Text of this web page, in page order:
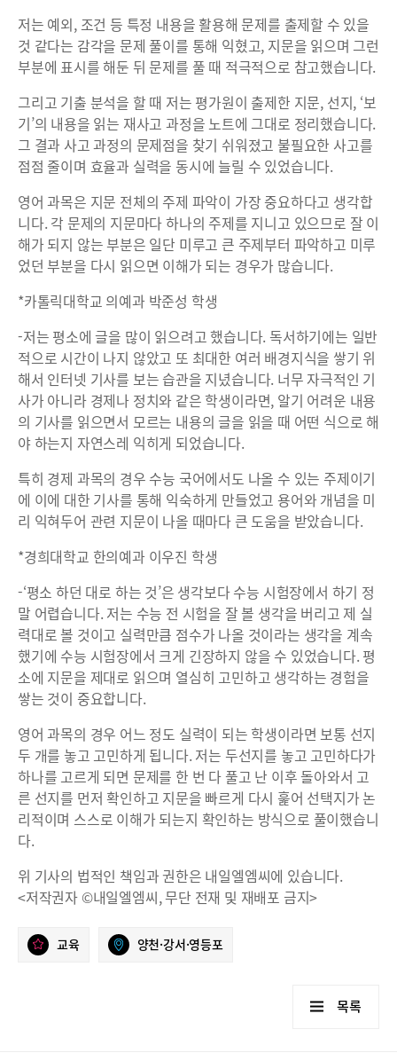
저는 예외, 조건 등 특정 내용을 활용해 문제를 출제할 수 있을
것 같다는 감각을 문제 풀이를 통해 익혔고, 지문을 읽으며 그런
부분에 표시를 해둔 뒤 문제를 풀 때 적극적으로 참고했습니다.
그리고 기출 분석을 할 때 저는 평가원이 출제한 지문, 선지, ‘보
기’의 내용을 읽는 재사고 과정을 노트에 그대로 정리했습니다.
그 결과 사고 과정의 문제점을 찾기 쉬워졌고 불필요한 사고를
점점 줄이며 효율과 실력을 동시에 늘릴 수 있었습니다.
영어 과목은 지문 전체의 주제 파악이 가장 중요하다고 생각합
니다. 각 문제의 지문마다 하나의 주제를 지니고 있으므로 잘 이
해가 되지 않는 부분은 일단 미루고 큰 주제부터 파악하고 미루
었던 부분을 다시 읽으면 이해가 되는 경우가 많습니다.
*카톨릭대학교 의예과 박준성 학생
-저는 평소에 글을 많이 읽으려고 했습니다. 독서하기에는 일반
적으로 시간이 나지 않았고 또 최대한 여러 배경지식을 쌓기 위
해서 인터넷 기사를 보는 습관을 지녔습니다. 너무 자극적인 기
사가 아니라 경제나 정치와 같은 학생이라면, 알기 어려운 내용
의 기사를 읽으면서 모르는 내용의 글을 읽을 때 어떤 식으로 해
야 하는지 자연스레 익히게 되었습니다.
특히 경제 과목의 경우 수능 국어에서도 나올 수 있는 주제이기
에 이에 대한 기사를 통해 익숙하게 만들었고 용어와 개념을 미
리 익혀두어 관련 지문이 나올 때마다 큰 도움을 받았습니다.
*경희대학교 한의예과 이우진 학생
-‘평소 하던 대로 하는 것’은 생각보다 수능 시험장에서 하기 정
말 어렵습니다. 저는 수능 전 시험을 잘 볼 생각을 버리고 제 실
력대로 볼 것이고 실력만큼 점수가 나올 것이라는 생각을 계속
했기에 수능 시험장에서 크게 긴장하지 않을 수 있었습니다. 평
소에 지문을 제대로 읽으며 열심히 고민하고 생각하는 경험을
쌓는 것이 중요합니다.
영어 과목의 경우 어느 정도 실력이 되는 학생이라면 보통 선지
두 개를 놓고 고민하게 됩니다. 저는 두선지를 놓고 고민하다가
하나를 고르게 되면 문제를 한 번 다 풀고 난 이후 돌아와서 고
른 선지를 먼저 확인하고 지문을 빠르게 다시 훑어 선택지가 논
리적이며 스스로 이해가 되는지 확인하는 방식으로 풀이했습니
다.
위 기사의 법적인 책임과 권한은 내일엘엠씨에 있습니다.
<저작권자 ©내일엘엠씨, 무단 전재 및 재배포 금지>
교육 양천·강서·영등포
목록